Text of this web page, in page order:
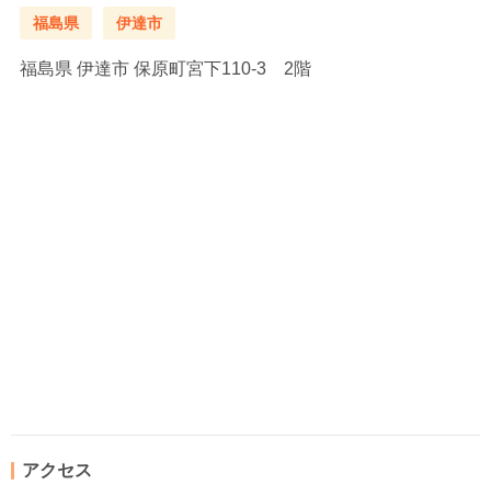
福島県 伊達市
福島県 伊達市 保原町宮下110-3 2階
アクセス